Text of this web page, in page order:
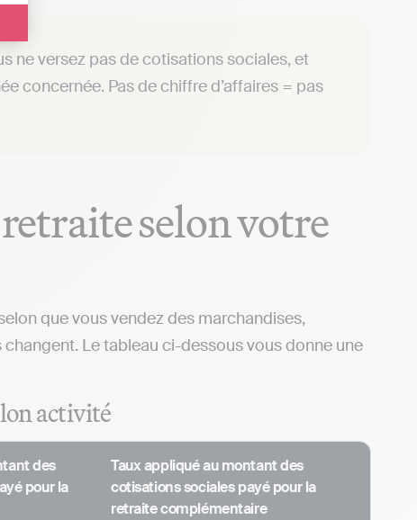
ne versez pas de cotisations sociales, et
concernée. Pas de chiffre d’affaires = pas
selon votre
que vous vendez des marchandises,
Le tableau ci-dessous vous donne une
activité
des
pour la
Taux appliqué au montant des
cotisations sociales payé pour la
retraite complémentaire